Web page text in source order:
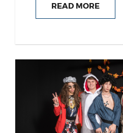
READ MORE